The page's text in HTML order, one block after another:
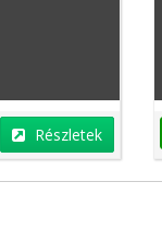
Részletek